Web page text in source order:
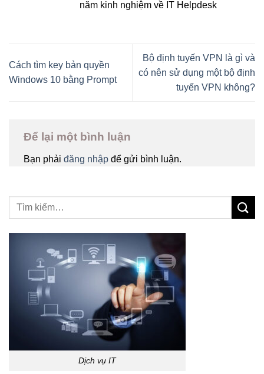
năm kinh nghiệm về IT Helpdesk
Cách tìm key bản quyền
Windows 10 bằng Prompt
Bộ định tuyến VPN là gì và
có nên sử dụng một bộ định
tuyến VPN không?
Để lại một bình luận
Bạn phải đăng nhập để gửi bình luận.
Dịch vụ IT